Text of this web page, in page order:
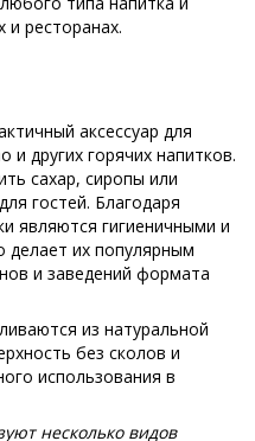
и ресторанах.
аксессуар для
других горячих напитков.
сахар, сиропы или
гостей. Благодаря
являются гигиеничными и
делает их популярным
и заведений формата
из натуральной
без сколов и
использования в
несколько видов